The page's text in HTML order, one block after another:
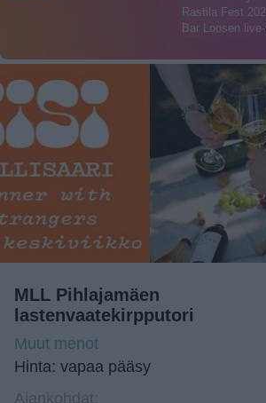
Rastila Fest
Bar Loosen
MLL Pihlajamäen
lastenvaatekirpputori
Muut menot
Hinta: vapaa pääsy